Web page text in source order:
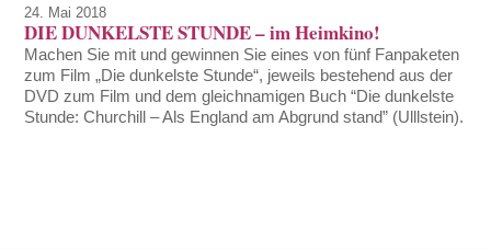
24. Mai 2018
DIE DUNKELSTE STUNDE – im Heimkino!
Machen Sie mit und gewinnen Sie eines von fünf Fanpaketen
zum Film „Die dunkelste Stunde“, jeweils bestehend aus der
DVD zum Film und dem gleichnamigen Buch “Die dunkelste
Stunde: Churchill – Als England am Abgrund stand” (Ulllstein).